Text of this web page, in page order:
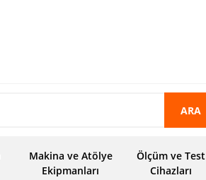
ARA
Makina ve Atölye
Ekipmanları
Ölçüm ve Test
Cihazları